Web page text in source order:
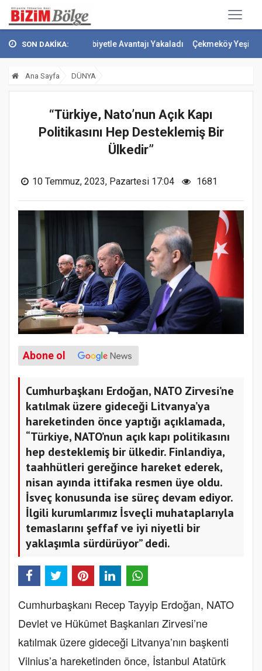
SON DAKİKA:
Galibiyetle Avantajı Yakaladı Çekmeköy Yeşil Yol Projesi'nde
Ana Sayfa DÜNYA
“Türkiye, Nato’nun Açık Kapı
Politikasını Hep Desteklemiş Bir
Ülkedir”
10 Temmuz, 2023, Pazartesi 17:04 1681
Abone ol
Cumhurbaşkanı Erdoğan, NATO Zirvesi’ne
katılmak üzere gideceği Litvanya’ya
hareketinden önce yaptığı açıklamada,
“Türkiye, NATO’nun açık kapı politikasını
hep desteklemiş bir ülkedir. Finlandiya,
taahhütleri gereğince hareket ederek,
nisan ayında ittifaka resmen üye oldu.
İsveç konusunda ise süreç devam ediyor.
İlgili kurumlarımız İsveçli muhataplarıyla
temaslarını şeffaf ve iyi niyetli bir
yaklaşımla sürdürüyor” dedi.
Cumhurbaşkanı Recep Tayyip Erdoğan, NATO
Devlet ve Hükûmet Başkanları Zirvesi’ne
katılmak üzere gideceği Litvanya’nın başkenti
Vilnius’a hareketinden önce, İstanbul Atatürk